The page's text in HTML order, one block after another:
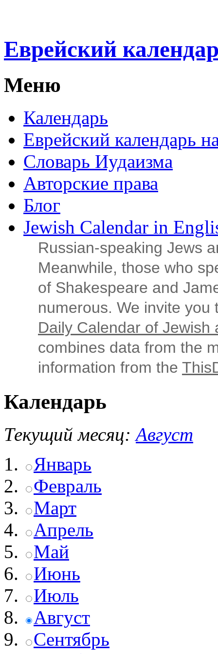
Еврейский
Меню
Календарь
Еврейский календарь
Словарь Иудаизма
Авторские права
Блог
Jewish Calendar in
Russian‑speaking Jews
Meanwhile, those who
of Shakespeare and
numerous. We invite
Daily Calendar of Jewish
combines data from the
information from the
Календарь
Текущий месяц: Август
Январь
Февраль
Март
Апрель
Май
Июнь
Июль
Август
Сентябрь